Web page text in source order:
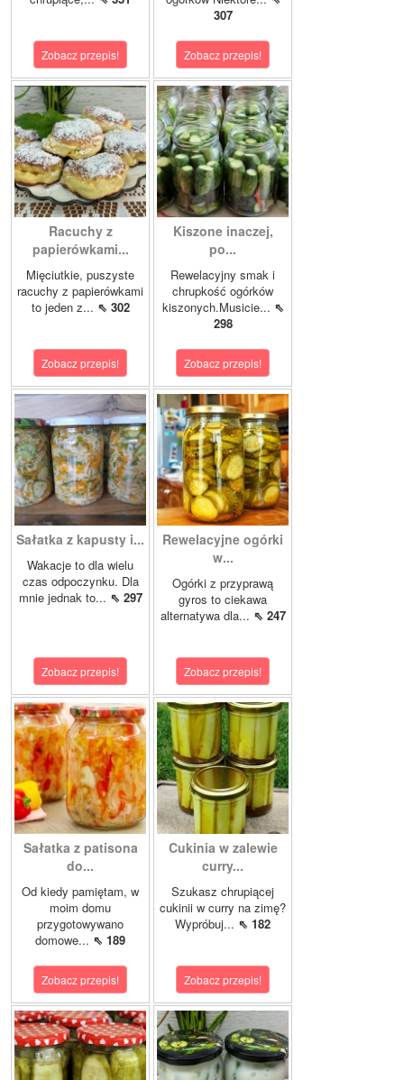
Zobacz przepis!
307
Zobacz przepis!
Racuchy z
papierówkami...
Mięciutkie, puszyste
racuchy z papierówkami
to jeden z... ⇖ 302
Zobacz przepis!
Kiszone inaczej,
po...
Rewelacyjny smak i
chrupkość ogórków
kiszonych.Musicie... ⇖
298
Zobacz przepis!
Sałatka z kapusty i...
Wakacje to dla wielu
czas odpoczynku. Dla
mnie jednak to... ⇖ 297
Zobacz przepis!
Rewelacyjne ogórki
w...
Ogórki z przyprawą
gyros to ciekawa
alternatywa dla... ⇖ 247
Zobacz przepis!
Sałatka z patisona
do...
Od kiedy pamiętam, w
moim domu
przygotowywano
domowe... ⇖ 189
Zobacz przepis!
Cukinia w zalewie
curry...
Szukasz chrupiącej
cukinii w curry na zimę?
Wypróbuj... ⇖ 182
Zobacz przepis!